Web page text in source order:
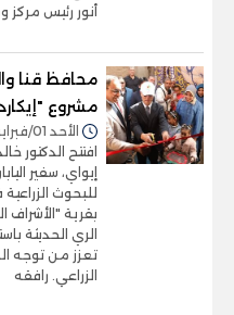
أنور رئيس مركز
محافظ قنا
مشروع
الأحد 01/فبراير/2026 - 03:58 م
افتتح الدكتور
إيواي، سفير
بقرية "الأشراف
الري الحديثة
تعزز من توجه
الزراعي. رافقه